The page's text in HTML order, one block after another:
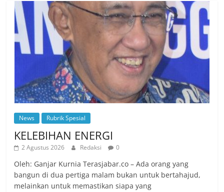
News Rubrik Spesial
KELEBIHAN ENERGI
2 Agustus 2026 Redaksi 0
Oleh: Ganjar Kurnia Terasjabar.co – Ada orang yang
bangun di dua pertiga malam bukan untuk bertahajud,
melainkan untuk memastikan siapa yang